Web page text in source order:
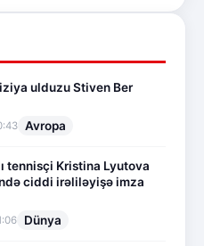
ulduzu Stiven Ber
Avropa
tennisçi Kristina Lyutova
ciddi irəliləyişə imza
Dünya